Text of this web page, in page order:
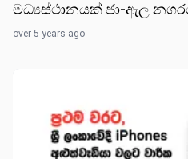
මධ්‍යස්ථානයක් ජා-ඇල
over 5 years ago